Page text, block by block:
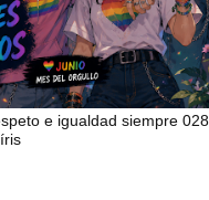
e igualdad siempre 028